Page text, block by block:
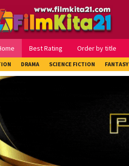
Best Rating Order by title
DRAMA SCIENCE FICTION FANTASY